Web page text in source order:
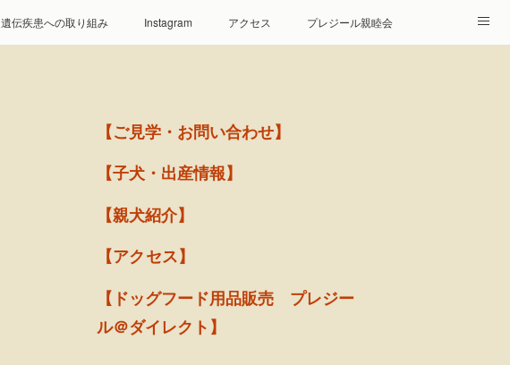
遺伝疾患への取り組み Instagram アクセス プレジール親睦会
【ご見学・お問い合わせ】
【子犬・出産情報】
【親犬紹介】
【アクセス】
【ドッグフード用品販売 プレジー
ル＠ダイレクト】